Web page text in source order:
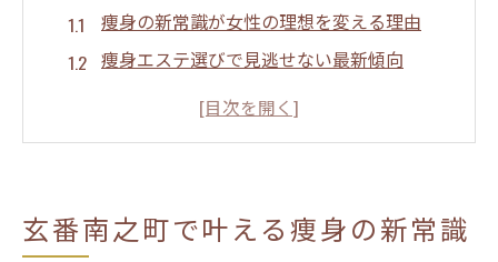
痩身の新常識が女性の理想を変える理由
痩身エステ選びで見逃せない最新傾向
口コミで話題の痩身サロンのポイント解説
痩身体験が変わる新視点アプローチ
痩身体験に革命を起こす新視点とは何か
玄番南之町で叶える痩身の新常識